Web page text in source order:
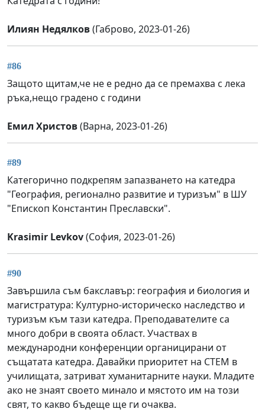
Илиян Недялков(Габрово, 2023-01-26)
#86
Защото щитам,че не е редно да се премахва с лека
ръка,нещо градено с години
Емил Христов(Варна, 2023-01-26)
#89
Категорично подкрепям запазването на катедра
"География, регионално развитие и туризъм" в ШУ
"Епископ Константин Преславски".
Krasimir Levkov(София, 2023-01-26)
#90
Завършила съм бакславър: география и биология и
магистратура: Културно-историческо наследство и
туризъм към тази катедра. Преподавателите са
много добри в своята област. Участвах в
международни конференции органицирани от
същатата катедра. Давайки приоритет на СТЕМ в
училищата, затриват хуманитарните науки. Младите
ако не знаят своето минало и мястото им на този
свят, то какво бъдеще ще ги очаква.